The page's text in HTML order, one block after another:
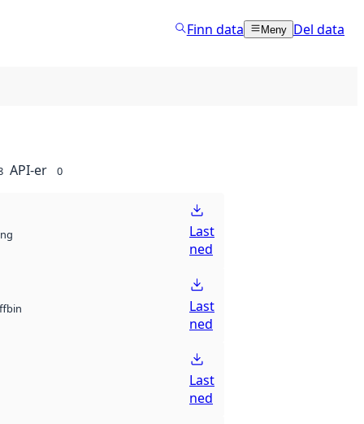
Finn data Meny Del data
API-er 0
Last
ned
bin
Last
ned
Last
ned